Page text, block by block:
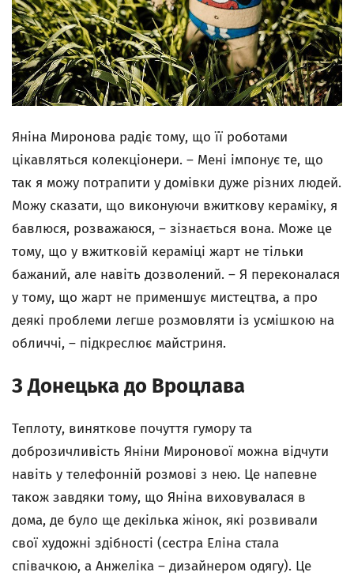
Яніна Миронова радіє тому, що її роботами
цікавляться колекціонери. – Мені імпонує те, що
так я можу потрапити у домівки дуже різних людей.
Можу сказати, що виконуючи вжиткову кераміку, я
бавлюся, розважаюся, – зізнається вона. Може це
тому, що у вжитковій кераміці жарт не тільки
бажаний, але навіть дозволений. – Я переконалася
у тому, що жарт не применшує мистецтва, а про
деякі проблеми легше розмовляти із усмішкою на
обличчі, – підкреслює майстриня.
З Донецька до Вроцлава
Теплоту, виняткове почуття гумору та
доброзичливість Яніни Миронової можна відчути
навіть у телефонній розмові з нею. Це напевне
також завдяки тому, що Яніна виховувалася в
дома, де було ще декілька жінок, які розвивали
свої художні здібності (сестра Еліна стала
співачкою, а Анжеліка – дизайнером одягу). Це